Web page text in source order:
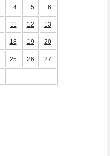
4 5 6
11 12 13
18 19 20
25 26 27